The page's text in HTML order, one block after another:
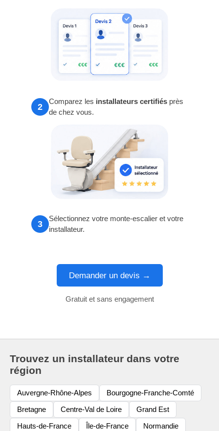
2
Comparez les installateurs certifiés près
de chez vous.
3
Sélectionnez votre monte-escalier et votre
installateur.
Demander un devis →
Gratuit et sans engagement
Trouvez un installateur dans votre
région
Auvergne-Rhône-Alpes
Bourgogne-Franche-Comté
Bretagne
Centre-Val de Loire
Grand Est
Hauts-de-France
Île-de-France
Normandie